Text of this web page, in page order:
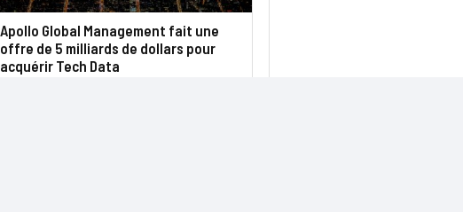
Apollo Global Management fait une
offre de 5 milliards de dollars pour
acquérir Tech Data